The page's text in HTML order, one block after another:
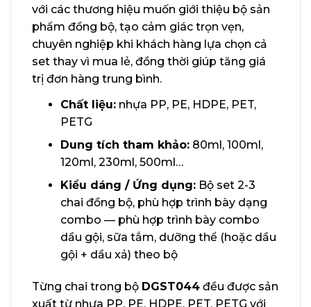
với các thương hiệu muốn giới thiệu bộ sản
phẩm đồng bộ, tạo cảm giác trọn vẹn,
chuyên nghiệp khi khách hàng lựa chọn cả
set thay vì mua lẻ, đồng thời giúp tăng giá
trị đơn hàng trung bình.
Chất liệu:nhựa PP, PE, HDPE, PET,
PETG
Dung tích tham khảo:80ml, 100ml,
120ml, 230ml, 500ml…
Kiểu dáng / Ứng dụng:Bộ set 2-3
chai đồng bộ, phù hợp trình bày dạng
combo — phù hợp trình bày combo
dầu gội, sữa tắm, dưỡng thể (hoặc dầu
gội + dầu xả) theo bộ
Từng chai trong bộ DGST044 đều được sản
xuất từ nhựa PP, PE, HDPE, PET, PETG với